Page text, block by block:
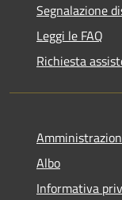
Segnalazione
Leggi le FAQ
Richiesta
Albo
Informativa